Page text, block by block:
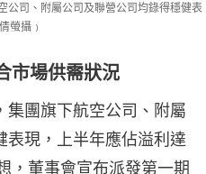
公司、附屬公司及聯營公司均錄得穩健表
螢攝﹚
市場供需狀況
集團旗下航空公司、附屬
表現，上半年應佔溢利達
，董事會宣布派發第一期